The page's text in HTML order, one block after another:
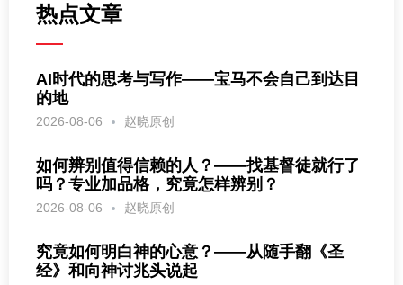
热点文章
AI时代的思考与写作——宝马不会自己到达目
的地
2026-08-06 赵晓原创
如何辨别值得信赖的人？——找基督徒就行了
吗？专业加品格，究竟怎样辨别？
2026-08-06 赵晓原创
究竟如何明白神的心意？——从随手翻《圣
经》和向神讨兆头说起